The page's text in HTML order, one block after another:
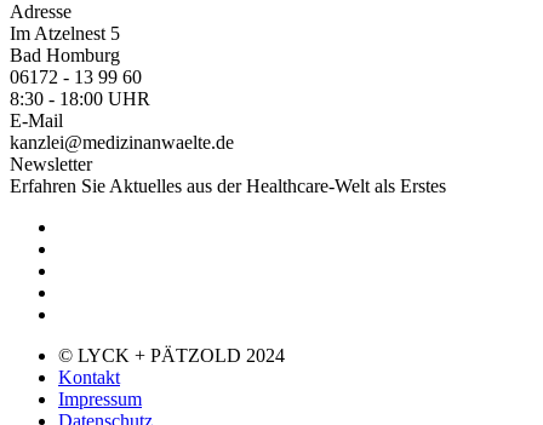
Adresse
Im Atzelnest 5
Bad Homburg
06172 - 13 99 60
8:30 - 18:00 UHR
E-Mail
kanzlei@medizinanwaelte.de
Newsletter
Erfahren Sie Aktuelles aus der Healthcare-Welt als Erstes
© LYCK + PÄTZOLD 2024
Kontakt
Impressum